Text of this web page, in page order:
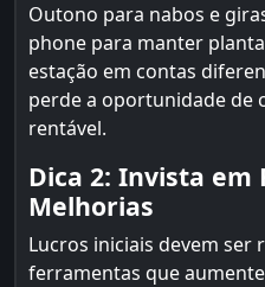
Outono para nabos e
phone para manter
estação em contas
perde a oportunidade de
rentável.
Dica 2: Invista em
Melhorias
Lucros iniciais devem ser
ferramentas que